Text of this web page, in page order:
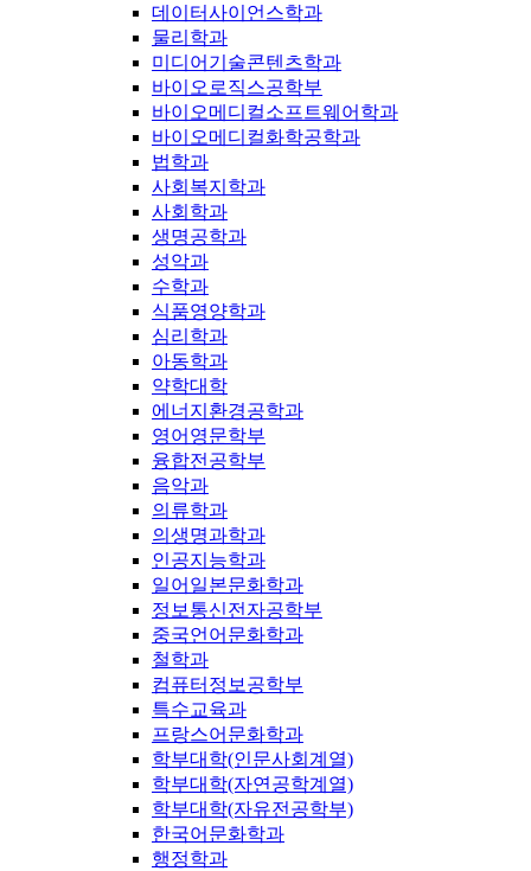
데이터사이언스학과
물리학과
미디어기술콘텐츠학과
바이오로직스공학부
바이오메디컬소프트웨어학과
바이오메디컬화학공학과
법학과
사회복지학과
사회학과
생명공학과
성악과
수학과
식품영양학과
심리학과
아동학과
약학대학
에너지환경공학과
영어영문학부
융합전공학부
음악과
의류학과
의생명과학과
인공지능학과
일어일본문화학과
정보통신전자공학부
중국언어문화학과
철학과
컴퓨터정보공학부
특수교육과
프랑스어문화학과
학부대학(인문사회계열)
학부대학(자연공학계열)
학부대학(자유전공학부)
한국어문화학과
행정학과